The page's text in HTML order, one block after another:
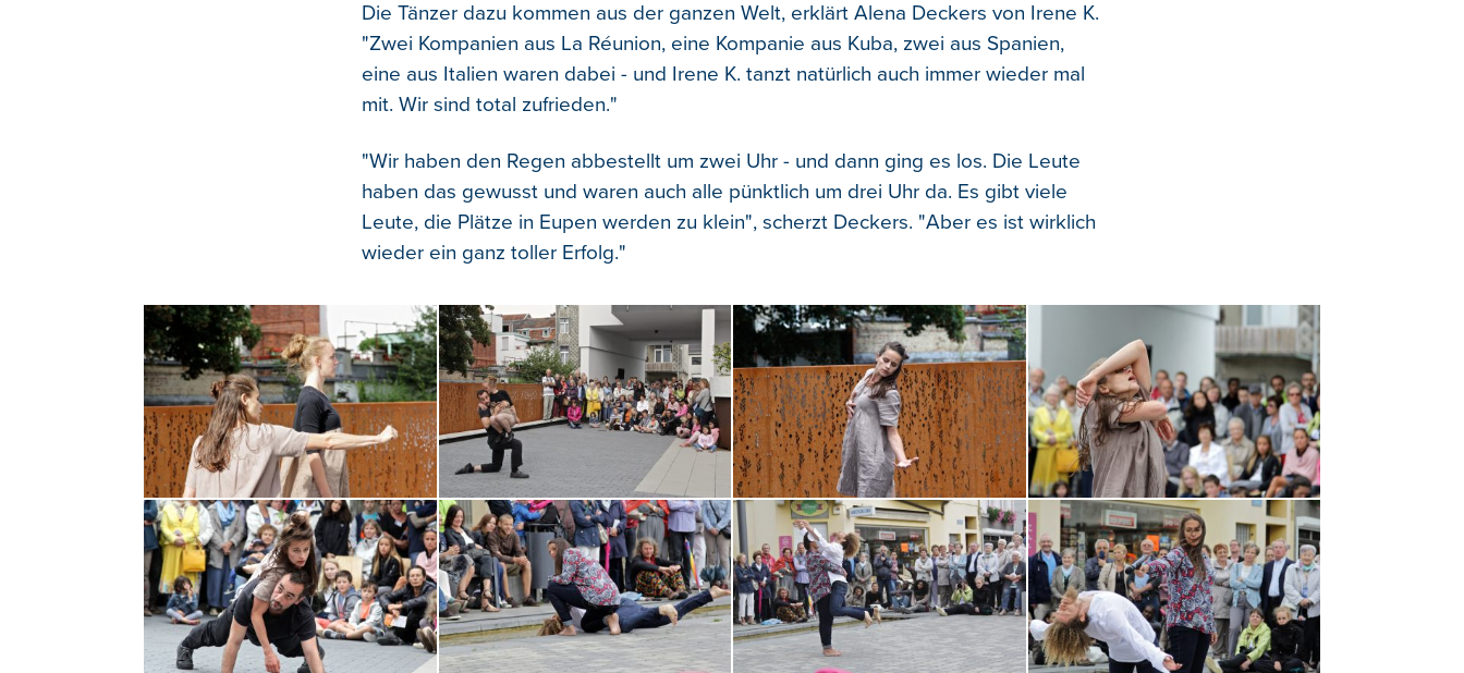
Die Tänzer dazu kommen aus der ganzen Welt, erklärt Alena Deckers von Irene K.
"Zwei Kompanien aus La Réunion, eine Kompanie aus Kuba, zwei aus Spanien,
eine aus Italien waren dabei - und Irene K. tanzt natürlich auch immer wieder mal
mit. Wir sind total zufrieden."
"Wir haben den Regen abbestellt um zwei Uhr - und dann ging es los. Die Leute
haben das gewusst und waren auch alle pünktlich um drei Uhr da. Es gibt viele
Leute, die Plätze in Eupen werden zu klein", scherzt Deckers. "Aber es ist wirklich
wieder ein ganz toller Erfolg."